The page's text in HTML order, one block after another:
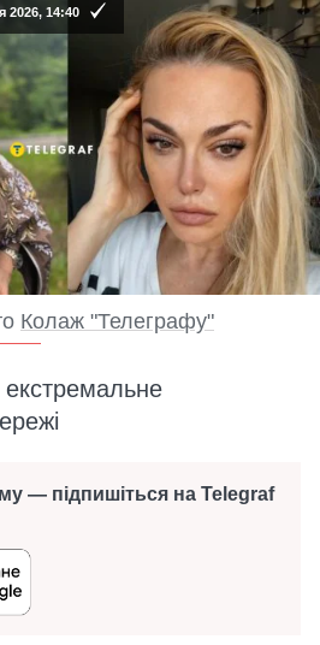
2026, 14:40
Колаж "Телеграфу"
— підпишіться на Telegraf